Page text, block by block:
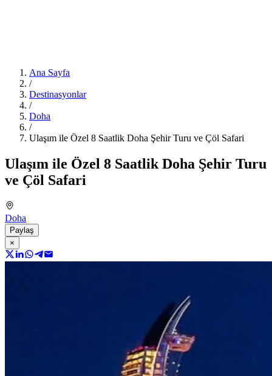
Ana Sayfa
/
Destinasyonlar
/
Doha
/
Ulaşım ile Özel 8 Saatlik Doha Şehir Turu ve Çöl Safari
Ulaşım ile Özel 8 Saatlik Doha Şehir Turu
ve Çöl Safari
Doha
Paylaş
×